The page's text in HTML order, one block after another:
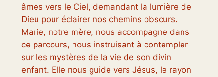
âmes vers le Ciel, demandant la lumière de
Dieu pour éclairer nos chemins obscurs.
Marie, notre mère, nous accompagne dans
ce parcours, nous instruisant à contempler
sur les mystères de la vie de son divin
enfant. Elle nous guide vers Jésus, le rayon